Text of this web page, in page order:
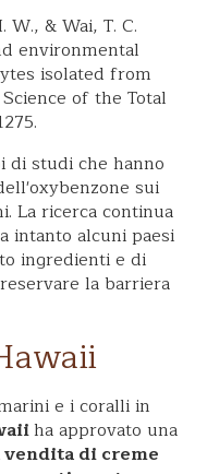
W., & Wai, T. C.
environmental
isolated from
of the Total
di studi che hanno
sui
La ricerca continua
intanto alcuni paesi
ingredienti e di
la barriera
e i coralli in
ha approvato una
di creme